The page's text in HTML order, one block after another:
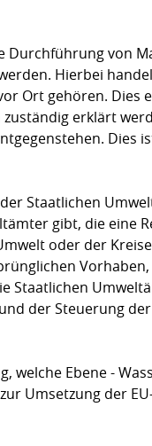
Durchführung von
Hierbei
Ort gehören. Dies
erklärt
Dies
Staatlichen
gibt, die eine
oder der
Staatlichen
der Steuerung
welche Ebene -
Umsetzung der